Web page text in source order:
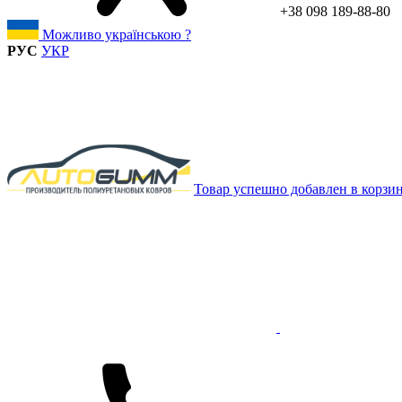
+38 098 189-88-80
Можливо українською ?
РУС УКР
Товар успешно добавлен в